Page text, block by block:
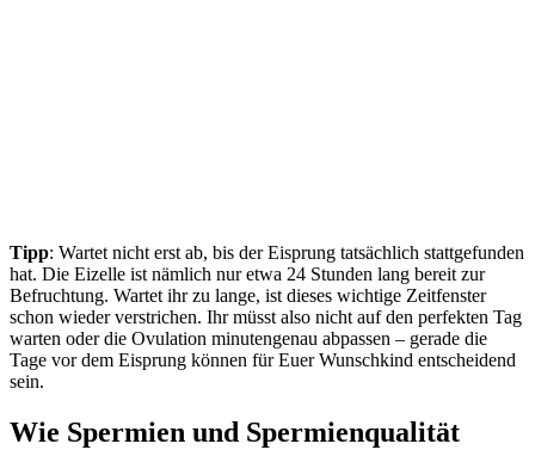
Tipp: Wartet nicht erst ab, bis der Eisprung tatsächlich stattgefunden
hat. Die Eizelle ist nämlich nur etwa 24 Stunden lang bereit zur
Befruchtung. Wartet ihr zu lange, ist dieses wichtige Zeitfenster
schon wieder verstrichen. Ihr müsst also nicht auf den perfekten Tag
warten oder die Ovulation minutengenau abpassen – gerade die
Tage vor dem Eisprung können für Euer Wunschkind entscheidend
sein.
Wie Spermien und Spermienqualität